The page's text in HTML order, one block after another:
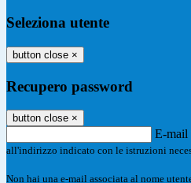
Seleziona utente
button close ×
Recupero password
button close ×
E-mail
all'indirizzo indicato con le istruzioni
Non hai una e-mail associata al nome